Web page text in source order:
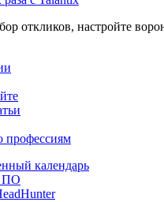
откликов, настройте
профессиям
календарь
ПО